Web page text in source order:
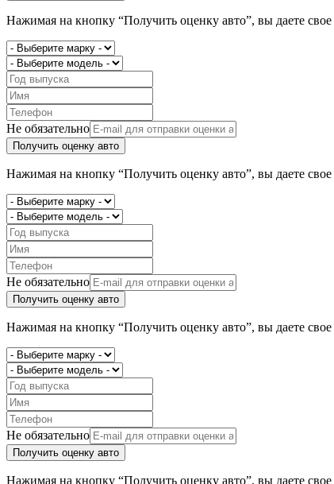
Нажимая на кнопку “Получить оценку авто”, вы даете свое
Не обязательно
Получить оценку авто
Нажимая на кнопку “Получить оценку авто”, вы даете свое
Не обязательно
Получить оценку авто
Нажимая на кнопку “Получить оценку авто”, вы даете свое
Не обязательно
Получить оценку авто
Нажимая на кнопку “Получить оценку авто”, вы даете свое